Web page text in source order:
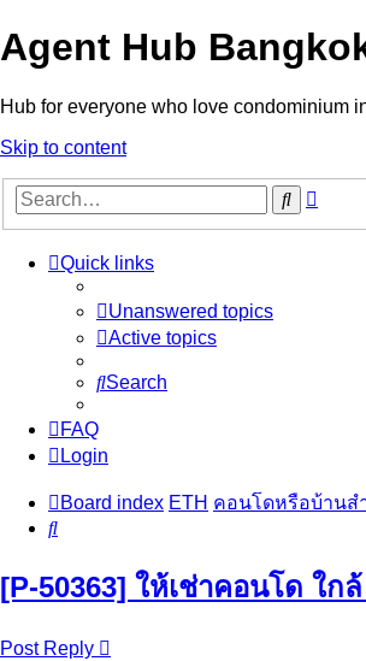
Agent Hub
Hub for everyone who love condominium
Skip to content
Search
Quick links
Unanswered topics
Active topics
Search
FAQ
Login
Board index ETH คอนโดหรือบ้านส
Search
[P-50363] ให้เช่าคอนโด ใก
Post Reply